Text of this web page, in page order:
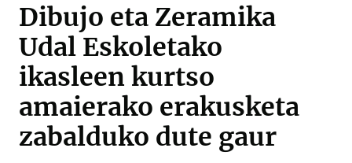
Dibujo eta Zeramika
Udal Eskoletako
ikasleen kurtso
amaierako erakusketa
zabalduko dute gaur